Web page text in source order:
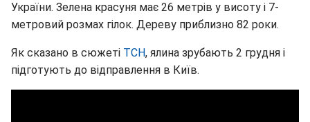
України. Зелена красуня має 26 метрів у висоту і 7-
метровий розмах гілок. Дереву приблизно 82 роки.
Як сказано в сюжеті ТСН, ялина зрубають 2 грудня і
підготують до відправлення в Київ.